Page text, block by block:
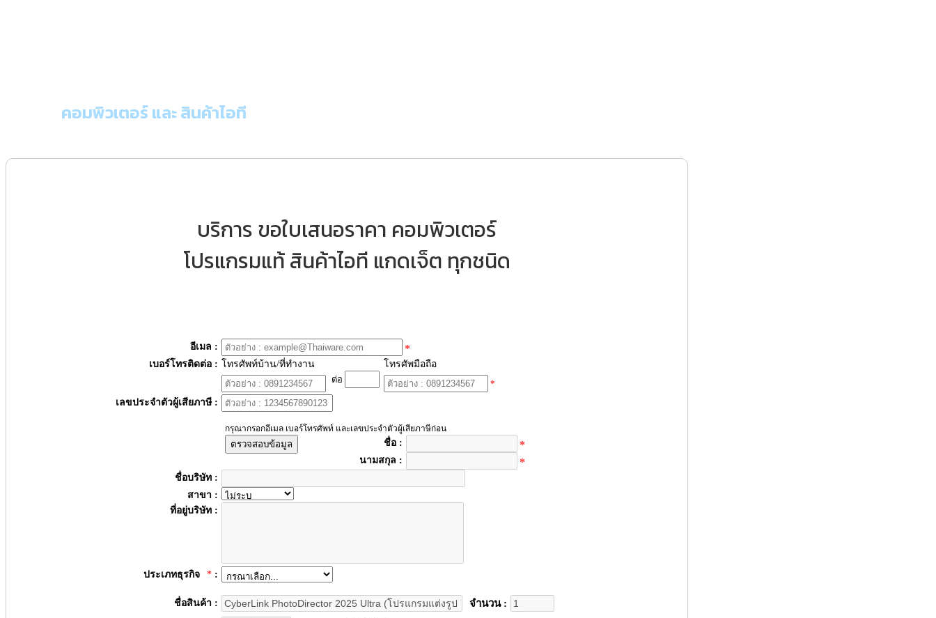
คอมพิวเตอร์ และ สินค้าไอที
บริการ ขอใบเสนอราคา คอมพิวเตอร์
โปรแกรมแท้ สินค้าไอที แกดเจ็ต ทุกชนิด
อีเมล : *
เบอร์โทรติดต่อ : โทรศัพท์บ้าน/ที่ทำงาน
ต่อ
โทรศัพมือถือ
*
เลขประจำตัวผู้เสียภาษี :
กรุณากรอกอีเมล เบอร์โทรศัพท์ และเลขประจำตัวผู้เสียภาษีก่อน
ตรวจสอบข้อมูล ชื่อ : *
นามสกุล : *
ชื่อบริษัท :
สาขา :
ที่อยู่บริษัท :
ประเภทธุรกิจ * :
ชื่อสินค้า : จำนวน :